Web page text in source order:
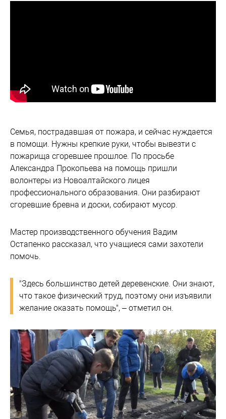
Семья, пострадавшая от пожара, и сейчас нуждается
в помощи. Нужны крепкие руки, чтобы вывезти с
пожарища сгоревшее прошлое. По просьбе
Александра Прокопьева на помощь пришли
волонтеры из Новоалтайского лицея
профессионального образования. Они разбирают
сгоревшие бревна и доски, собирают мусор.
Мастер производственного обучения Вадим
Остапенко рассказал, что учащиеся сами захотели
помочь.
"Здесь большинство детей деревенские. Они знают,
что такое физический труд, поэтому они изъявили
желание оказать помощь", – отметил он.